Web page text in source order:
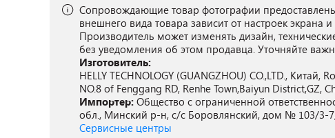
Сопровождающие товар фотографии
внешнего вида товара зависит от настроек экрана
Производитель может изменять дизайн,
без уведомления об этом продавца. Уточняйте
Изготовитель:
HELLY TECHNOLOGY (GUANGZHOU) CO.,LTD.,
NO.8 of Fenggang RD, Renhe Town,Baiyun District,GZ,
Импортер: Общество с ограниченной
обл., Минский р-н, с/с Боровлянский, дом № 103/3-
Сервисные центры